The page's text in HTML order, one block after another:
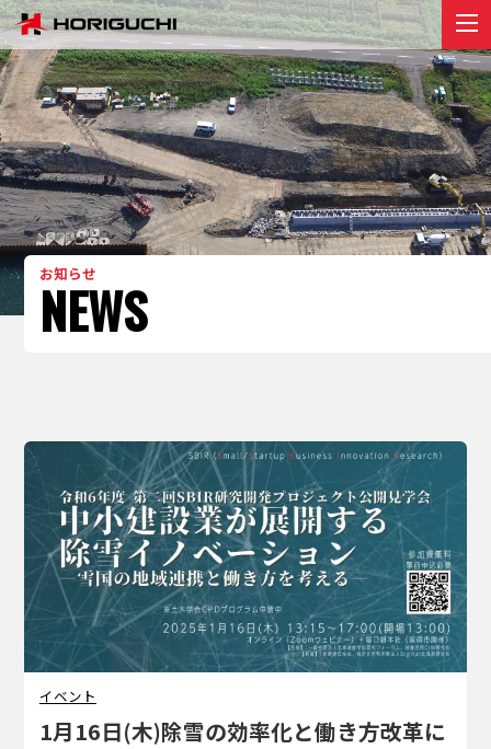
堀口組のこと
ABOUT
プロジェクト
PROJECT
リクルート
RECRUIT
お知らせ
NEWS
イベント
1月16日(木)除雪の効率化と働き方改革に